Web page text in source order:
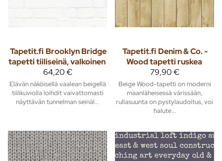
Tapetit.fi Brooklyn Bridge
tapetti tiiliseinä, valkoinen
64,20 €
Elävän näköisellä vaalean beigellä
tiilikuviolla loihdit vaivattomasti
näyttävän tunnelman seinäl...
Tapetit.fi Denim & Co. -
Wood tapetti ruskea
79,90 €
Beige Wood-tapetti on moderni
maanläheisessä värissään,
rullasuunta on pystylaudoitus, voi
halute...